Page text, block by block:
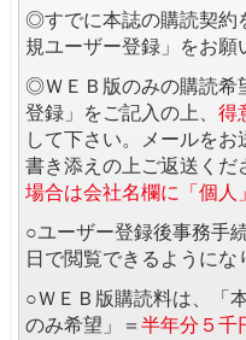
◎すでに本誌の購読契約
規ユーザー登録」をお願
◎ＷＥＢ版のみの購読希
登録」をご記入の上、 得
して下さい。メールを
書き添えの上ご返送くだ
場合は会社名欄に「個人
○ユーザー登録後事務手
日で閲覧できるようにな
○ＷＥＢ版購読料は、「
のみ希望」＝ 半年分５千